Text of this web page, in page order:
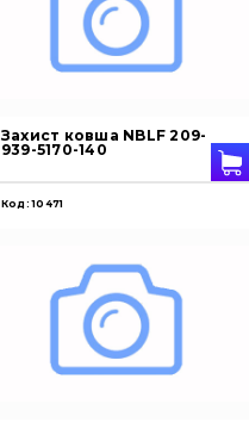
Захист ковша NBLF 209-
939-5170-140
Код: 10471